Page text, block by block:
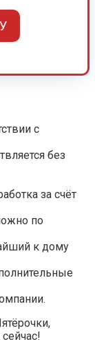
с
без
за счёт
по
к дому